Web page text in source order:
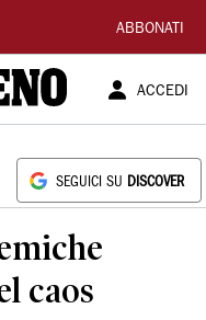
ABBONATI
ACCEDI
SEGUICI SU DISCOVER
caos